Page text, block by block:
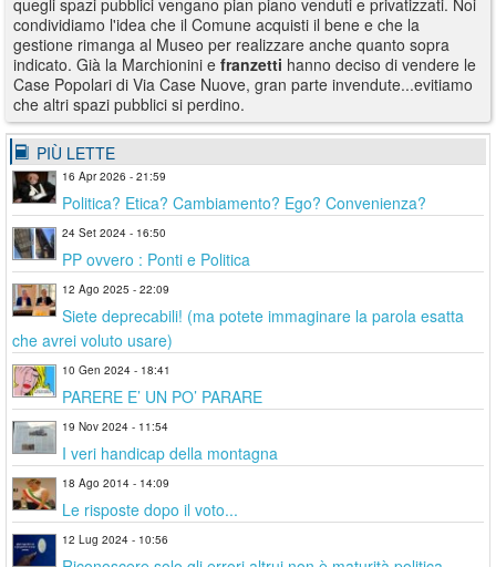
condividiamo l'idea che il Comune acquisti il bene e che la
gestione rimanga al Museo per realizzare anche quanto sopra
indicato. Già la Marchionini e franzetti hanno deciso di vendere le
Case Popolari di Via Case Nuove, gran parte invendute...evitiamo
che altri spazi pubblici si perdino.
PIÙ LETTE
16 Apr 2026 - 21:59
Politica? Etica? Cambiamento? Ego? Convenienza?
24 Set 2024 - 16:50
PP ovvero : Ponti e Politica
12 Ago 2025 - 22:09
Siete deprecabili! (ma potete immaginare la parola esatta
che avrei voluto usare)
10 Gen 2024 - 18:41
PARERE E’ UN PO’ PARARE
19 Nov 2024 - 11:54
I veri handicap della montagna
18 Ago 2014 - 14:09
Le risposte dopo il voto...
12 Lug 2024 - 10:56